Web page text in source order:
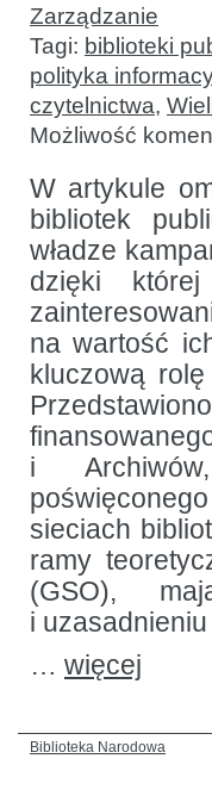
Zarządzanie
Tagi: biblioteki
polityka
czytelnictwa,
Możliwość
W artykule
bibliotek
władze
dzięki
na wartość
kluczową
i
sieciach
ramy
(GSO),
i
… więcej
Biblioteka Narodowa